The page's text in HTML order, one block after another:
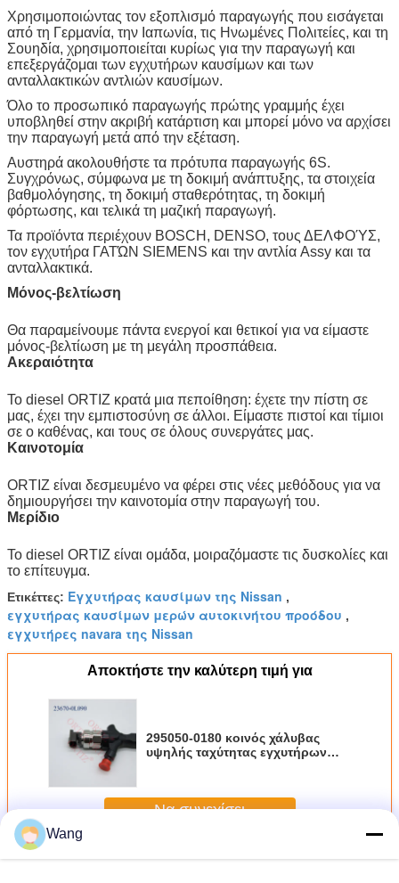
Χρησιμοποιώντας τον εξοπλισμό παραγωγής που εισάγεται
από τη Γερμανία, την Ιαπωνία, τις Ηνωμένες Πολιτείες, και τη
Σουηδία, χρησιμοποιείται κυρίως για την παραγωγή και
επεξεργάζομαι των εγχυτήρων καυσίμων και των
ανταλλακτικών αντλιών καυσίμων.
Όλο το προσωπικό παραγωγής πρώτης γραμμής έχει
υποβληθεί στην ακριβή κατάρτιση και μπορεί μόνο να αρχίσει
την παραγωγή μετά από την εξέταση.
Αυστηρά ακολουθήστε τα πρότυπα παραγωγής 6S.
Συγχρόνως, σύμφωνα με τη δοκιμή ανάπτυξης, τα στοιχεία
βαθμολόγησης, τη δοκιμή σταθερότητας, τη δοκιμή
φόρτωσης, και τελικά τη μαζική παραγωγή.
Τα προϊόντα περιέχουν BOSCH, DENSO, τους ΔΕΛΦΟΎΣ,
τον εγχυτήρα ΓΑΤΏΝ SIEMENS και την αντλία Assy και τα
ανταλλακτικά.
Μόνος-βελτίωση
Θα παραμείνουμε πάντα ενεργοί και θετικοί για να είμαστε
μόνος-βελτίωση με τη μεγάλη προσπάθεια.
Ακεραιότητα
Το diesel ORTIZ κρατά μια πεποίθηση: έχετε την πίστη σε
μας, έχει την εμπιστοσύνη σε άλλοι. Είμαστε πιστοί και τίμιοι
σε ο καθένας, και τους σε όλους συνεργάτες μας.
Καινοτομία
ORTIZ είναι δεσμευμένο να φέρει στις νέες μεθόδους για να
δημιουργήσει την καινοτομία στην παραγωγή του.
Μερίδιο
Το diesel ORTIZ είναι ομάδα, μοιραζόμαστε τις δυσκολίες και
το επίτευγμα.
Ετικέττες: Εγχυτήρας καυσίμων της Nissan ,
εγχυτήρας καυσίμων μερών αυτοκινήτου προόδου ,
εγχυτήρες navara της Nissan
Αποκτήστε την καλύτερη τιμή για
295050-0180 κοινός χάλυβας
υψηλής ταχύτητας εγχυτήρων
Να συνεχίσει
ΠερισσότεροιΚοινός εγχυτήρας ραγών Denso
Wang